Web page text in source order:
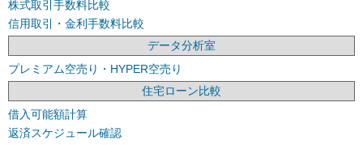
株式取引手数料比較
信用取引・金利手数料比較
データ分析室
プレミアム空売り・HYPER空売り
住宅ローン比較
借入可能額計算
返済スケジュール確認